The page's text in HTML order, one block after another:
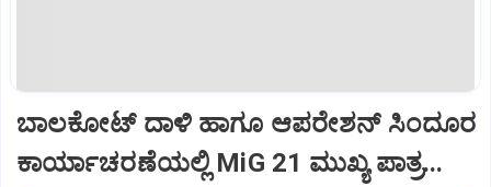
ಬಾಲಕೋಟ್‌ ದಾಳಿ ಹಾಗೂ ಆಪರೇಶನ್‌ ಸಿಂದೂರ
ಕಾರ್ಯಾಚರಣೆಯಲ್ಲಿ MiG 21 ಮುಖ್ಯ ಪಾತ್ರ...